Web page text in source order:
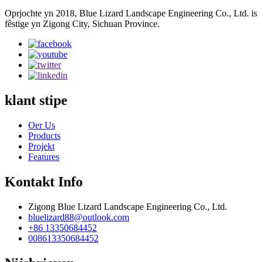
Oprjochte yn 2018, Blue Lizard Landscape Engineering Co., Ltd. is
fêstige yn Zigong City, Sichuan Province.
klant stipe
Oer Us
Products
Projekt
Features
Kontakt Info
Zigong Blue Lizard Landscape Engineering Co., Ltd.
bluelizard88@outlook.com
+86 13350684452
008613350684452